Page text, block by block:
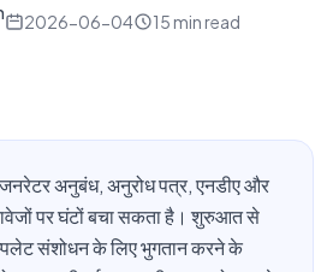
2026-06-04 15 min read
अनुबंध, अनुरोध पत्र, एनडीए और
पर घंटों बचा सकता है। शुरुआत से
संशोधन के लिए भुगतान करने के